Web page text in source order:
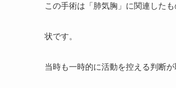
この手術は「肺気胸」に関連した
状です。
当時も一時的に活動を控える判断